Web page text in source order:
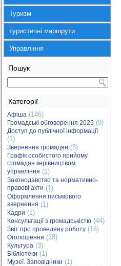
Туризм
туристичні маршрути
Управління
Пошук
Категорії
Афіша (146)
Громадські обговорення 2025 (9)
Доступ до публічної інформації
(1)
Звернення громадян (3)
Графік особистого прийому
громадян керівництвом
управління (1)
Законодавство та нормативно-
правові акти (1)
Оформлення письмового
звернення (1)
Кадри (1)
Консультації з громадськістю (44)
Звіт про проведену роботу (16)
Оголошення (28)
Культура (3)
Бібліотеки (1)
Музеї. Заповідники (1)